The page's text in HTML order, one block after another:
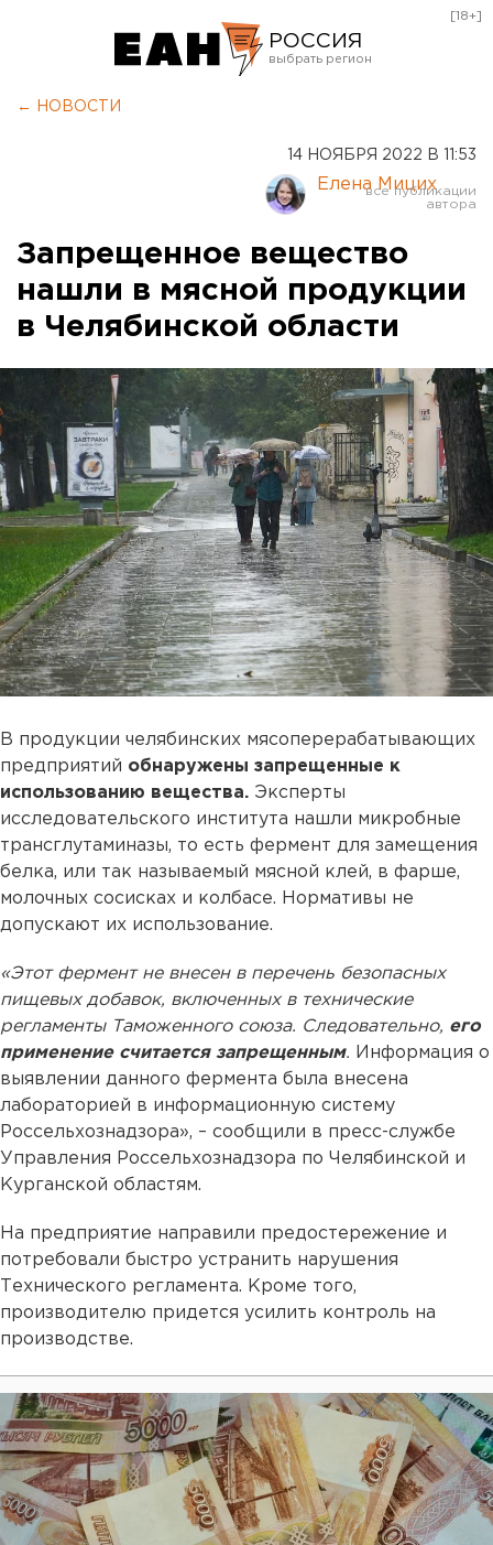
РОССИЯ
Курган
Оренбург
[18+]
← НОВОСТИ
14 НОЯБРЯ 2022 В 11:53
Елена Мицих
Запрещенное вещество
нашли в мясной продукции
в Челябинской области
В продукции челябинских мясоперерабатывающих
предприятий обнаружены запрещенные к
использованию вещества. Эксперты
исследовательского института нашли микробные
трансглутаминазы, то есть фермент для замещения
белка, или так называемый мясной клей, в фарше,
молочных сосисках и колбасе. Нормативы не
допускают их использование.
«Этот фермент не внесен в перечень безопасных
пищевых добавок, включенных в технические
регламенты Таможенного союза. Следовательно, его
применение считается запрещенным. Информация о
выявлении данного фермента была внесена
лабораторией в информационную систему
Россельхознадзора», – сообщили в пресс-службе
Управления Россельхознадзора по Челябинской и
Курганской областям.
На предприятие направили предостережение и
потребовали быстро устранить нарушения
Технического регламента. Кроме того,
производителю придется усилить контроль на
производстве.